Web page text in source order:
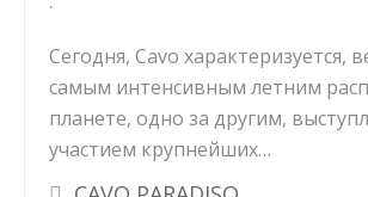
Сегодня, Cavo характеризуется,
самым интенсивным летним
планете, одно за другим,
участием крупнейших…